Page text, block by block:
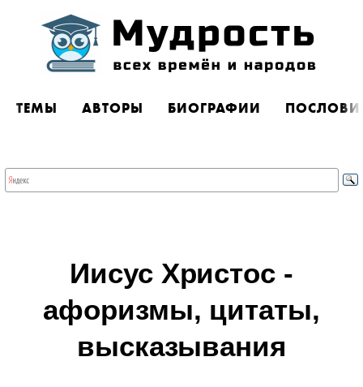
ТЕМЫ АВТОРЫ БИОГРАФИИ
Иисус Христос -
афоризмы, цитаты,
высказывания